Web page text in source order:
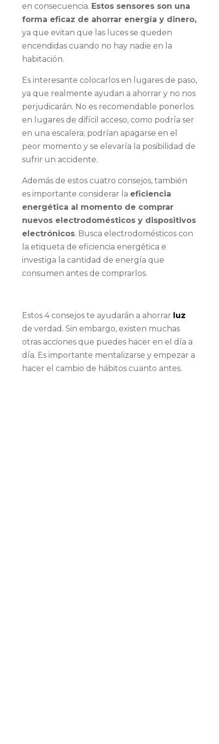
en consecuencia. Estos sensores son una
forma eficaz de ahorrar energía y dinero,
ya que evitan que las luces se queden
encendidas cuando no hay nadie en la
habitación.
Es interesante colocarlos en lugares de paso,
ya que realmente ayudan a ahorrar y no nos
perjudicarán. No es recomendable ponerlos
en lugares de difícil acceso, como podría ser
en una escalera; podrían apagarse en el
peor momento y se elevaría la posibilidad de
sufrir un accidente.
Además de estos cuatro consejos, también
es importante considerar la eficiencia
energética al momento de comprar
nuevos electrodomésticos y dispositivos
electrónicos. Busca electrodomésticos con
la etiqueta de eficiencia energética e
investiga la cantidad de energía que
consumen antes de comprarlos.
Estos 4 consejos te ayudarán a ahorrar luz
de verdad. Sin embargo, existen muchas
otras acciones que puedes hacer en el día a
día. Es importante mentalizarse y empezar a
hacer el cambio de hábitos cuanto antes.